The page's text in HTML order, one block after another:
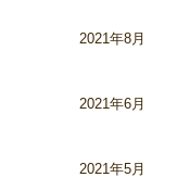
2021年8月
2021年6月
2021年5月